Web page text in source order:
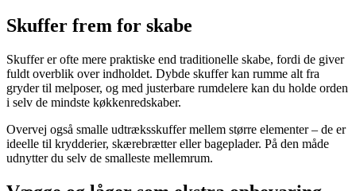
Skuffer frem for skabe
Skuffer er ofte mere praktiske end traditionelle skabe, fordi de giver
fuldt overblik over indholdet. Dybde skuffer kan rumme alt fra
gryder til melposer, og med justerbare rumdelere kan du holde orden
i selv de mindste køkkenredskaber.
Overvej også smalle udtræksskuffer mellem større elementer – de er
ideelle til krydderier, skærebrætter eller bageplader. På den måde
udnytter du selv de smalleste mellemrum.